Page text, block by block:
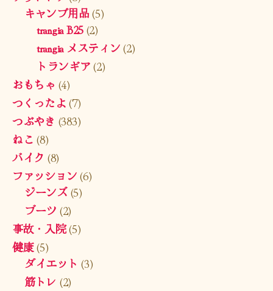
キャンプ用品(5)
trangia B25(2)
trangia メスティン(2)
トランギア(2)
おもちゃ (4)
つくったよ(7)
つぶやき (383)
ねこ (8)
バイク (8)
ファッション(6)
ジーンズ(5)
ブーツ (2)
事故・入院(5)
健康(5)
ダイエット (3)
筋トレ (2)